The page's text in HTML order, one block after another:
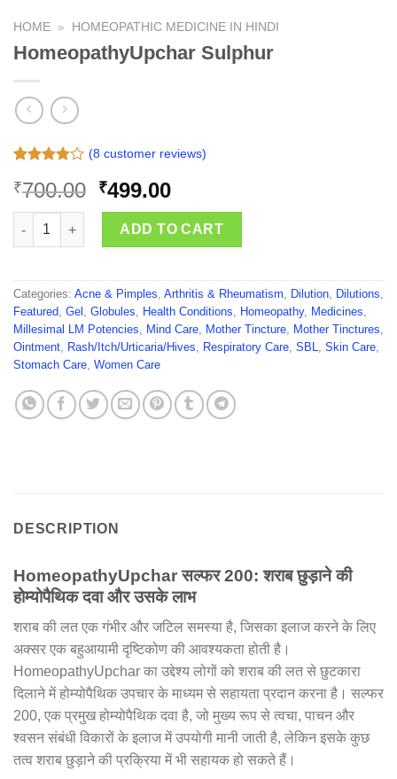
HOME » HOMEOPATHIC MEDICINE IN HINDI
HomeopathyUpchar Sulphur
3.75out
based on
customer
ratings
(8 customer reviews)
₹700.00 Original
price
was:
₹700.00.
₹499.00Current
price
is:
₹499.00.
HomeopathyUpchar Sulphur quantity
ADD TO CART
Categories: Acne & Pimples Arthritis & Rheumatism Dilution Dilutions
Featured Gel Globules Health Conditions Homeopathy, Medicines
Millesimal LM Potencies
Mind Care Mother Tincture Mother Tinctures
Ointment
Rash/Itch/Urticaria/Hives Respiratory Care SBL Skin Care
Stomach Care Women Care
DESCRIPTION
HomeopathyUpchar सल्फर 200: शराब छुड़ाने की
होम्योपैथिक दवा और उसके लाभ
शराब की लत एक गंभीर और जटिल समस्या है, जिसका इलाज करने के लिए
अक्सर एक बहुआयामी दृष्टिकोण की आवश्यकता होती है।
HomeopathyUpchar का उद्देश्य लोगों को शराब की लत से छुटकारा
दिलाने में होम्योपैथिक उपचार के माध्यम से सहायता प्रदान करना है। सल्फर
200, एक प्रमुख होम्योपैथिक दवा है, जो मुख्य रूप से त्वचा, पाचन और
श्वसन संबंधी विकारों के इलाज में उपयोगी मानी जाती है, लेकिन इसके कुछ
तत्व शराब छुड़ाने की प्रक्रिया में भी सहायक हो सकते हैं।